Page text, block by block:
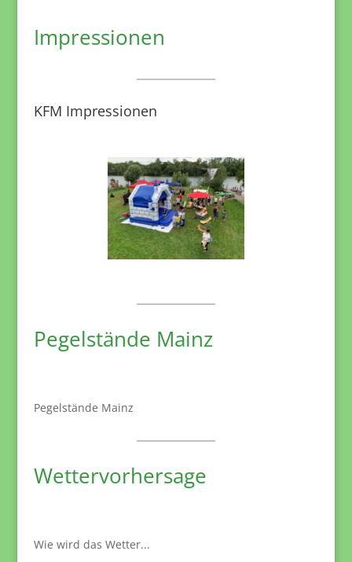
Impressionen
KFM Impressionen
Pegelstände Mainz
Pegelstände Mainz
Wettervorhersage
Wie wird das Wetter...